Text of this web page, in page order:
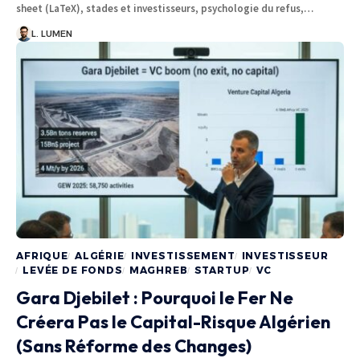
sheet (LaTeX), stades et investisseurs, psychologie du refus,…
L. LUMEN
AFRIQUE ALGÉRIE INVESTISSEMENT
INVESTISSEUR
LEVÉE DE FONDS
MAGHREB STARTUP VC
Gara Djebilet : Pourquoi le Fer Ne
Créera Pas le Capital-Risque Algérien
(Sans Réforme des Changes)